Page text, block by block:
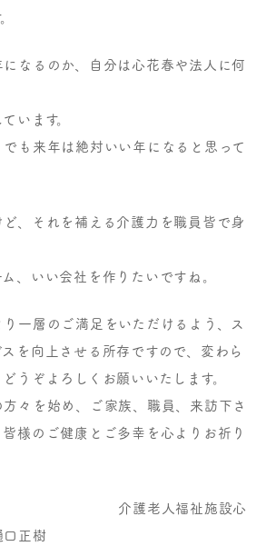
なるのか、自分は心花春や法人に何
います。
でも来年は絶対いい年になると思って
、それを補える介護力を職員皆で身
、いい会社を作りたいですね。
一層のご満足をいただけるよう、ス
を向上させる所存ですので、変わら
うぞよろしくお願いいたします。
々を始め、ご家族、職員、来訪下さ
様のご健康とご多幸を心よりお祈り
人福祉施設心
正樹